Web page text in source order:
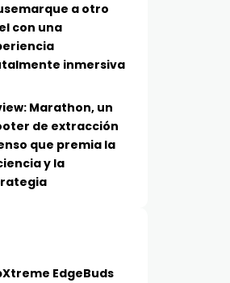
a otro
con una
inmersiva
Marathon, un
de extracción
que premia la
y la
EdgeBuds